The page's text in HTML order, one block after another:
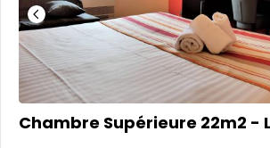
Chambre Supérieure 22m2 -